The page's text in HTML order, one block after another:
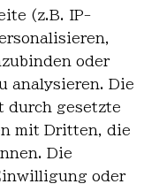
(z.B. IP-
oder
analysieren. Die
durch gesetzte
mit Dritten, die
Die
oder